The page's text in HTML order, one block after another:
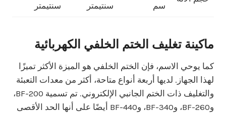
سم
سنتيمتر
سنتيمتر
ماكينة تغليف الختم الخلفي الكهربائية
كما يوحي الاسم، فإن الختم الخلفي هو الميزة الأكثر تميزًا
لهذا الجهاز. لديها أربعة أنواع متاحة، أكثر من معدات التعبئة
والتغليف ذات الختم الجانبي الإلكتروني. تم تسمية BF-200،
وBF-260، وBF-340، وBF-440 أيضًا على أنها الحد الأقصى